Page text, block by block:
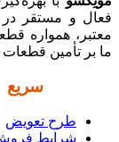
فعال و مستقر در
معتبر، همواره
ما بر تأمین
سریع
طرح تعویض
شرایط